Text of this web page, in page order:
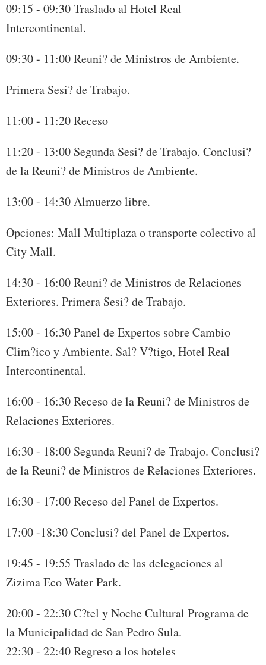
09:15 - 09:30 Traslado al Hotel Real
Intercontinental.
09:30 - 11:00 Reuni? de Ministros de Ambiente.
Primera Sesi? de Trabajo.
11:00 - 11:20 Receso
11:20 - 13:00 Segunda Sesi? de Trabajo. Conclusi?
de la Reuni? de Ministros de Ambiente.
13:00 - 14:30 Almuerzo libre.
Opciones: Mall Multiplaza o transporte colectivo al
City Mall.
14:30 - 16:00 Reuni? de Ministros de Relaciones
Exteriores. Primera Sesi? de Trabajo.
15:00 - 16:30 Panel de Expertos sobre Cambio
Clim?ico y Ambiente. Sal? V?tigo, Hotel Real
Intercontinental.
16:00 - 16:30 Receso de la Reuni? de Ministros de
Relaciones Exteriores.
16:30 - 18:00 Segunda Reuni? de Trabajo. Conclusi?
de la Reuni? de Ministros de Relaciones Exteriores.
16:30 - 17:00 Receso del Panel de Expertos.
17:00 -18:30 Conclusi? del Panel de Expertos.
19:45 - 19:55 Traslado de las delegaciones al
Zizima Eco Water Park.
20:00 - 22:30 C?tel y Noche Cultural Programa de
la Municipalidad de San Pedro Sula.
22:30 - 22:40 Regreso a los hoteles